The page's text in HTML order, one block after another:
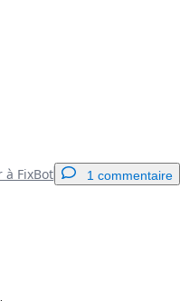
à FixBot 1 commentaire